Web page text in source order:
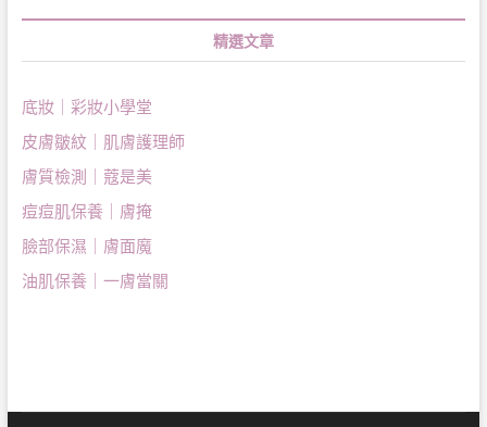
精選文章
底妝｜彩妝小學堂
皮膚皺紋｜肌膚護理師
膚質檢測｜蔻是美
痘痘肌保養｜膚掩
臉部保濕｜膚面魔
油肌保養｜一膚當關